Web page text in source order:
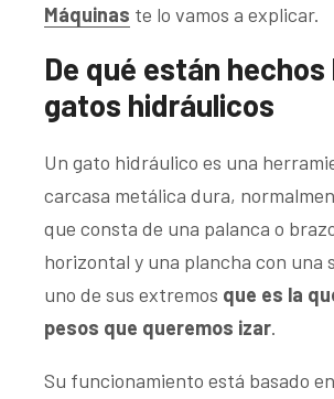
Máquinas te lo vamos a explicar.
De qué están hechos
gatos hidráulicos
Un gato hidráulico es una
carcasa metálica dura,
que consta de una palanca o
horizontal y una plancha con una
uno de sus extremos que es la
pesos que queremos izar.
Su funcionamiento está basado